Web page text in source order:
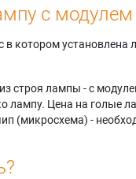
с модулем
в котором
строя лампы - с
лампу. Цена на
(микросхема) -